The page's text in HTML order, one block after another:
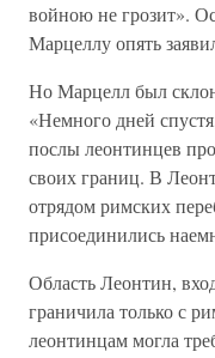
войною не грозит».
Марцеллу опять
Но Марцелл был
«Немного дней
послы леонтинцев
своих границ. В
отрядом римских
присоединились
Область Леонтин,
граничила только с
леонтинцам могла